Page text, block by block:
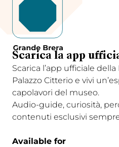
Scarica la app
Scarica l’app ufficiale
Palazzo Citterio e vivi
capolavori del museo.
Audio-guide, curiosità,
contenuti esclusivi
Available for